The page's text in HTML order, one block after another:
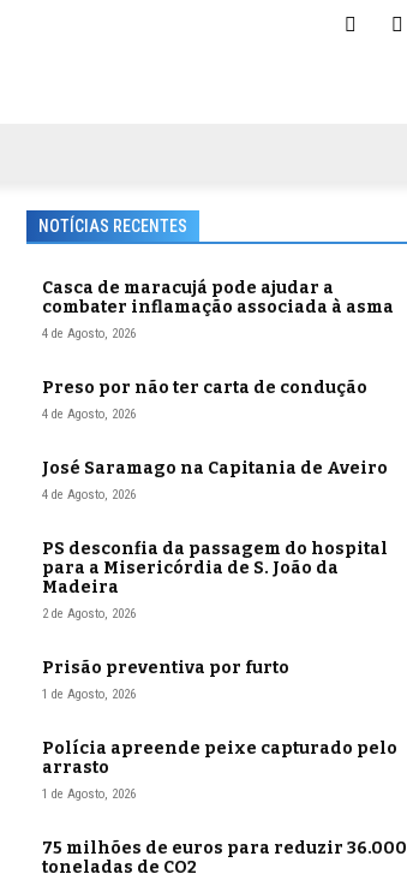
NOTÍCIAS RECENTES
Casca de maracujá pode ajudar a
combater inflamação associada à asma
4 de Agosto, 2026
Preso por não ter carta de condução
4 de Agosto, 2026
José Saramago na Capitania de Aveiro
4 de Agosto, 2026
PS desconfia da passagem do hospital
para a Misericórdia de S. João da
Madeira
2 de Agosto, 2026
Prisão preventiva por furto
1 de Agosto, 2026
Polícia apreende peixe capturado pelo
arrasto
1 de Agosto, 2026
75 milhões de euros para reduzir 36.000
toneladas de CO2